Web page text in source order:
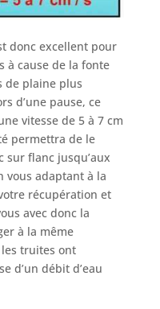
donc excellent pour
à cause de la fonte
de plaine plus
d’une pause, ce
vitesse de 5 à 7 cm
permettra de le
sur flanc jusqu’aux
vous adaptant à la
récupération et
avec donc la
à la même
truites ont
d’un débit d’eau